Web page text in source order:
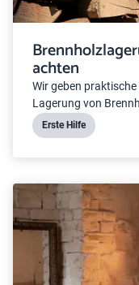
achten
Wir geben
Lagerung von
Erste Hilfe